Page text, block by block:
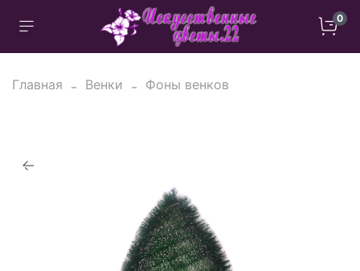
0
Главная Венки Фоны венков